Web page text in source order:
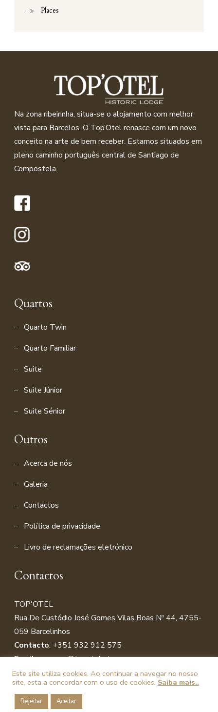
Places
Na zona ribeirinha, situa-se o alojamento com melhor
vista para Barcelos. O Top’Otel renasce com um novo
conceito na arte de bem receber. Estamos situados em
pleno caminho português central de Santiago de
Compostela.
Quartos
Quarto Twin
Quarto Familiar
Suite
Suite Júnior
Suite Sénior
Outros
Acerca de nós
Galeria
Contactos
Política de privacidade
Livro de reclamações eletrónico
Contactos
TOP'OTEL
Rua De Custódio José Gomes Vilas Boas Nº 44, 4755-
059 Barcelinhos
Contacto: +351 932 912 575
Email:reservas@topotel.pt
© Copyright 2026
Este site utiliza cookies. Ao continuar a navegar no nosso
site, esta a concordar com o uso de cookies. Saiba mais..
Rejeitar Aceitar